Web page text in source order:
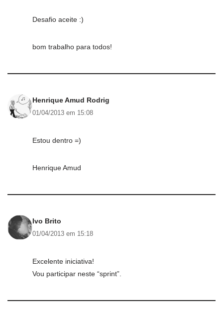
Desafio aceite :)
bom trabalho para todos!
Henrique Amud Rodrig
01/04/2013 em 15:08
Estou dentro =)
Henrique Amud
Ivo Brito
01/04/2013 em 15:18
Excelente iniciativa!
Vou participar neste “sprint”.